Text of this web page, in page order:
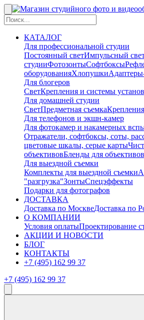
КАТАЛОГ
Для профессиональной студии
Постоянный светИмпульсный
студииФотозонтыСофтбоксы
оборудованияХлопушки
Для блогеров
СветКрепления и системы
Для домашней студии
СветПредметная съемка
Для телефонов и экшн-камер
Для фотокамер и накамерных
Отражатели, софтбоксы, соты,
цветовые шкалы, серые карты
объективовБленды для объективов
Для выездной съемки
Комплекты для выездной съемки
"разгрузка"ЗонтыСпецэффекты
Подарки для фотографов
ДОСТАВКА
Доставка по МосквеДоставка по
О КОМПАНИИ
Условия оплатыПроектирование
АКЦИИ И НОВОСТИ
БЛОГ
КОНТАКТЫ
+7 (495) 162 99 37
+7 (495) 162 99 37